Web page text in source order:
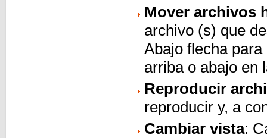
Mover archivos
archivo (s) que
Abajo flecha
arriba o abajo en
Reproducir
reproducir y, a
Cambiar vista: